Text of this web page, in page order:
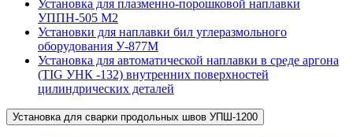
Установка для плазменно-порошковой наплавки
УППН-505 М2
Установки для наплавки бил углеразмольного
оборудования У-877М
Установка для автоматической наплавки в среде аргона
(TIG УНК -132) внутренних поверхностей
цилиндрических деталей
Установка для сварки продольных швов УПШ-1200